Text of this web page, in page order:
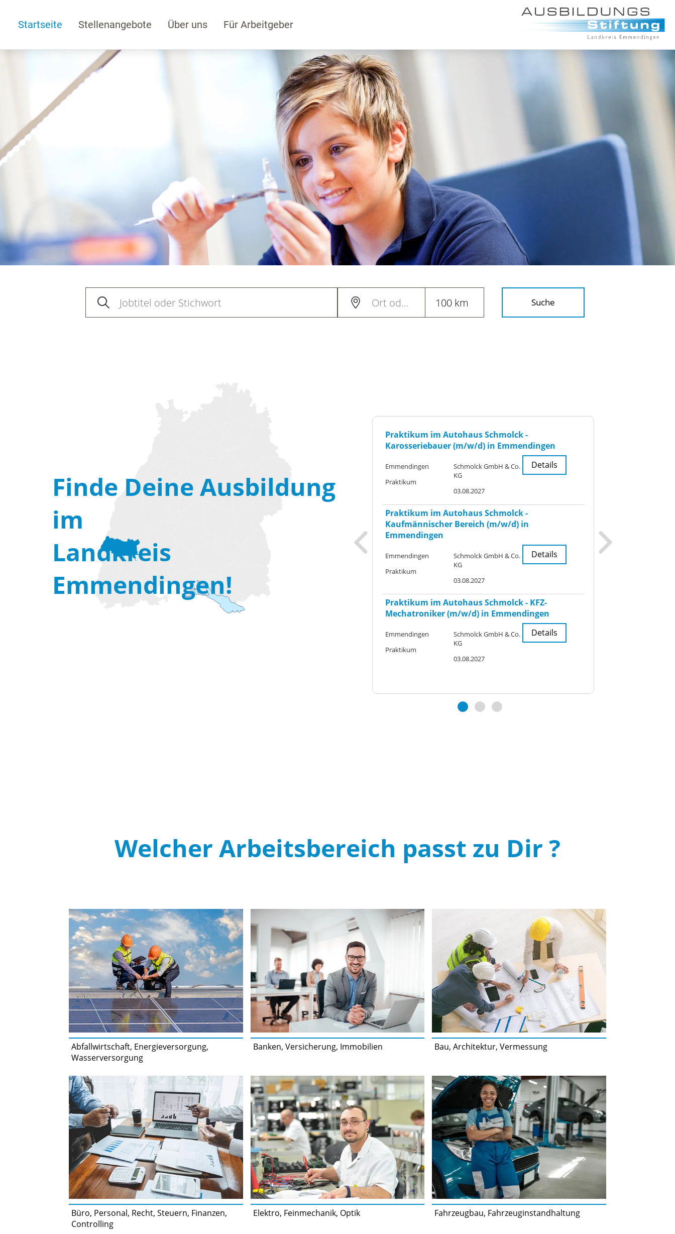
Startseite Stellenangebote Über uns Für Arbeitgeber
Suche
Finde Deine Ausbildung
im
Landkreis
Emmendingen!
Praktikum im Autohaus Schmolck -
Karosseriebauer (m/w/d) in Emmendingen
Emmendingen
Praktikum
Schmolck GmbH & Co.
KG
03.08.2027
Details
Praktikum im Autohaus Schmolck -
Kaufmännischer Bereich (m/w/d) in
Emmendingen
Emmendingen
Praktikum
Schmolck GmbH & Co.
KG
03.08.2027
Details
Praktikum im Autohaus Schmolck - KFZ-
Mechatroniker (m/w/d) in Emmendingen
Emmendingen
Praktikum
Schmolck GmbH & Co.
KG
03.08.2027
Details
ab 2027 in
Emmendingen
Welcher Arbeitsbereich passt zu Dir ?
Abfallwirtschaft, Energieversorgung,
Wasserversorgung
Banken, Versicherung, Immobilien Bau, Architektur, Vermessung
Büro, Personal, Recht, Steuern, Finanzen,
Controlling
Elektro, Feinmechanik, Optik Fahrzeugbau, Fahrzeuginstandhaltung